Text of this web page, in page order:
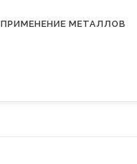
ПРИМЕНЕНИЕ МЕТАЛЛОВ